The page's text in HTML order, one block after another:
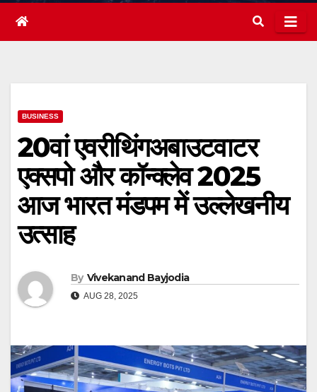
BUSINESS
20वां एवरीथिंगअबाउटवाटर
एक्सपो और कॉन्क्लेव 2025
आज भारत मंडपम में उल्लेखनीय
उत्साह
By Vivekanand Bayjodia
AUG 28, 2025